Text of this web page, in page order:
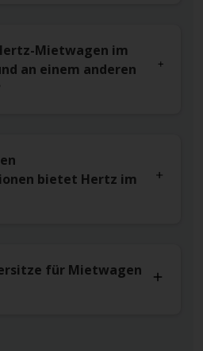
Mietwagen im
an einem anderen
bietet Hertz im
für Mietwagen